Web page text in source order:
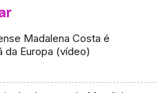
Madalena Costa é
da Europa (vídeo)